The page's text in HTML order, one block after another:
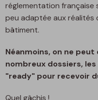
réglementation
peu adaptée aux réalités
bâtiment.
Néanmoins, on ne
nombreux dossiers,
"ready" pour recevoir
Quel gâchis !